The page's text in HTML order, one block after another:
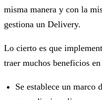
misma manera y con la
gestiona un Delivery.
Lo cierto es que
traer muchos beneficios
Se establece un marco